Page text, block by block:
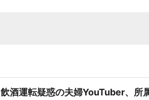
飲酒運転疑惑の夫婦YouTuber、所